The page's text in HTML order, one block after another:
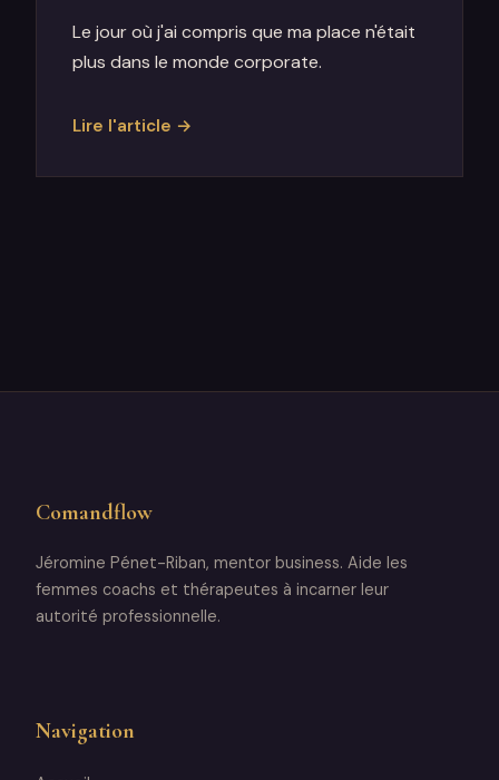
Le jour où j'ai compris que ma place n'était
plus dans le monde corporate.
Lire l'article →
Comandflow
Jéromine Pénet-Riban, mentor business. Aide les
femmes coachs et thérapeutes à incarner leur
autorité professionnelle.
Navigation